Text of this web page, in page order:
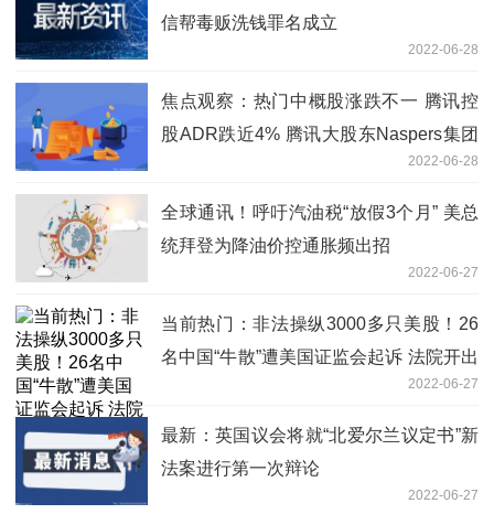
信帮毒贩洗钱罪名成立
2022-06-28
焦点观察：热门中概股涨跌不一 腾讯控
股ADR跌近4% 腾讯大股东Naspers集团
2022-06-28
全球通讯！呼吁汽油税“放假3个月” 美总
统拜登为降油价控通胀频出招
2022-06-27
当前热门：非法操纵3000多只美股！26
名中国“牛散”遭美国证监会起诉 法院开出
2022-06-27
最新：英国议会将就“北爱尔兰议定书”新
法案进行第一次辩论
2022-06-27